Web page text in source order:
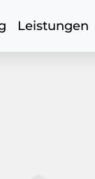
Leistungen